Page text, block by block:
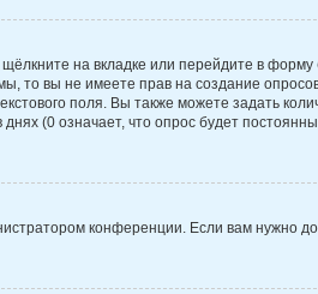
на вкладке или перейдите в форму
то вы не имеете прав на создание
поля. Вы также можете задать
(0 означает, что опрос будет
конференции. Если вам нужно